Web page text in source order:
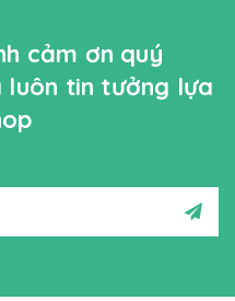
cảm ơn quý
luôn tin tưởng lựa